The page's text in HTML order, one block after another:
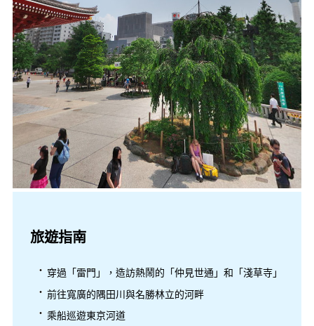
旅遊指南
穿過「雷門」，造訪熱鬧的「仲見世通」和「淺草寺」
前往寬廣的隅田川與名勝林立的河畔
乘船巡遊東京河道